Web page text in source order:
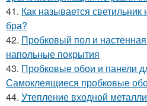
41. Как называется
бра?
42. Пробковый пол и
напольные покрытия
43. Пробковые обои и панели
Самоклеящиеся пробковые
44. Утепление входной